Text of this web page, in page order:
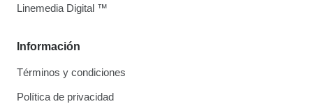
Información
Términos y condiciones
Política de privacidad
Linemedia Digital ™